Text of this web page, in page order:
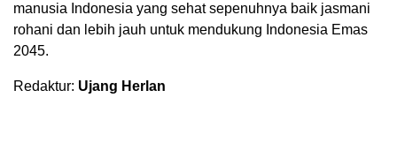
manusia Indonesia yang sehat sepenuhnya baik jasmani
rohani dan lebih jauh untuk mendukung Indonesia Emas
2045.
Redaktur: Ujang Herlan